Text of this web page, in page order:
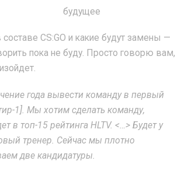
составе CS:GO и какие будут замены —
пока не буду. Просто говорю вам,
года вывести команду в первый
1]. Мы хотим сделать команду,
в топ-15 рейтинга HLTV. <…> Будет у
тренер. Сейчас мы плотно
две кандидатуры.